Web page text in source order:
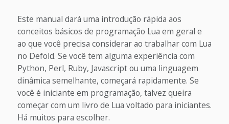
Este manual dará uma introdução rápida aos
conceitos básicos de programação Lua em geral e
ao que você precisa considerar ao trabalhar com Lua
no Defold. Se você tem alguma experiência com
Python, Perl, Ruby, Javascript ou uma linguagem
dinâmica semelhante, começará rapidamente. Se
você é iniciante em programação, talvez queira
começar com um livro de Lua voltado para iniciantes.
Há muitos para escolher.